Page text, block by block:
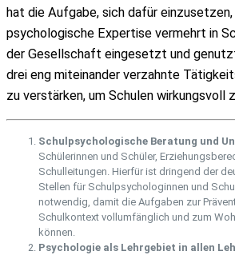
hat die Aufgabe, sich dafür einzusetzen,
psychologische Expertise vermehrt in
der Gesellschaft eingesetzt und
drei eng miteinander verzahnte
zu verstärken, um Schulen wirkungsvoll
Schulpsychologische Beratung und
Schülerinnen und Schüler,
Schulleitungen. Hierfür ist dringend der
Stellen für Schulpsychologinnen und
notwendig, damit die Aufgaben zur
Schulkontext vollumfänglich und zum
können.
Psychologie als Lehrgebiet in allen